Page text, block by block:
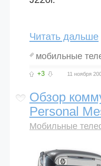
Читать дальше
мобильные
+3 11 ноября
Обзор
Personal
Мобильные